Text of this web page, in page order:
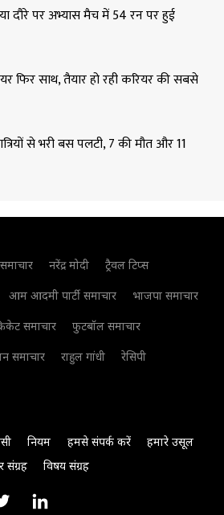
दौरे पर अभ्यास मैच में 54 रन पर हुई
फिर साथ, तैयार हो रही करियर की सबसे
से भरी बस पलटी, 7 की मौत और 11
नरेंद्र मोदी
ट्रैवल टिप्स
आम आदमी पार्टी समाचार
भाजपा समाचार
समाचार
फुटबॉल समाचार
समाचार राहुल गांधी
रेसिपी
नियम हमसे संपर्क करें
हमारे उसूल
संग्रह विषय संग्रह